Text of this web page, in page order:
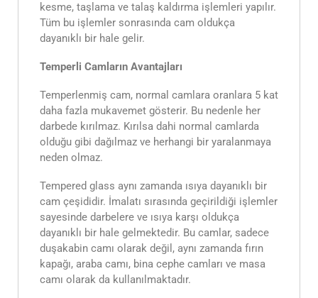
kesme, taşlama ve talaş kaldırma işlemleri yapılır.
Tüm bu işlemler sonrasında cam oldukça
dayanıklı bir hale gelir.
Temperli Camların Avantajları
Temperlenmiş cam, normal camlara oranlara 5 kat
daha fazla mukavemet gösterir. Bu nedenle her
darbede kırılmaz. Kırılsa dahi normal camlarda
olduğu gibi dağılmaz ve herhangi bir yaralanmaya
neden olmaz.
Tempered glass aynı zamanda ısıya dayanıklı bir
cam çeşididir. İmalatı sırasında geçirildiği işlemler
sayesinde darbelere ve ısıya karşı oldukça
dayanıklı bir hale gelmektedir. Bu camlar, sadece
duşakabin camı olarak değil, aynı zamanda fırın
kapağı, araba camı, bina cephe camları ve masa
camı olarak da kullanılmaktadır.